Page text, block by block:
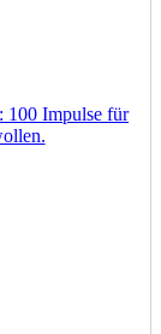
100 Impulse für